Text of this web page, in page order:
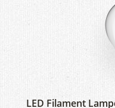
LED Filament